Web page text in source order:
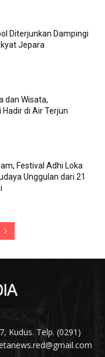
Diterjunkan Dampingi
Jepara
dan Wisata,
di Air Terjun
Festival Adhi Loka
Unggulan dari 21
Kudus. Telp. (0291)